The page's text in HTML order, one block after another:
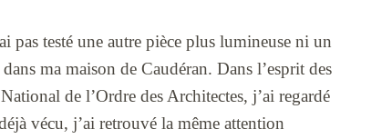
pas testé une autre pièce plus lumineuse ni un
ma maison de Caudéran. Dans l’esprit des
de l’Ordre des Architectes, j’ai regardé
vécu, j’ai retrouvé la même attention